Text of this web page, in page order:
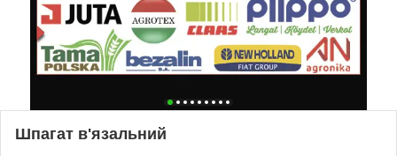
Шпагат в'язальний